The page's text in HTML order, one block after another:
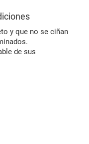
y que no se ciñan
de sus